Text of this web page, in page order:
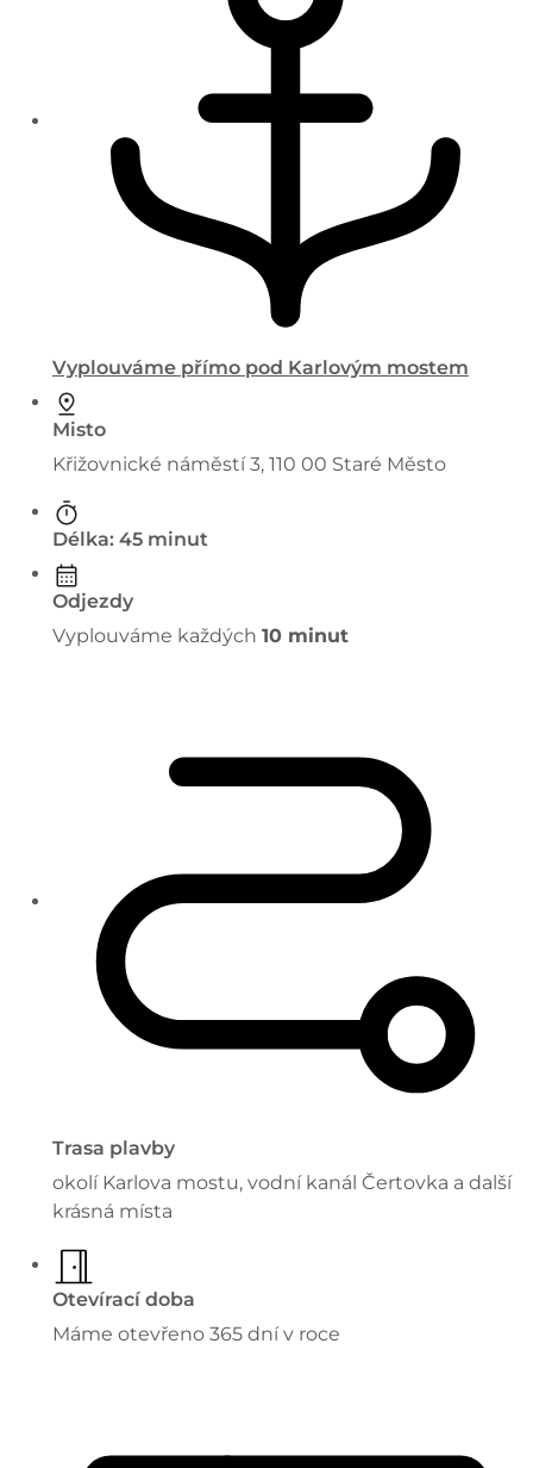
Vyplouváme přímo pod Karlovým mostem
Misto
Křižovnické náměstí 3, 110 00 Staré Město
Délka: 45 minut
Odjezdy
Vyplouváme každých 10 minut
Trasa plavby
okolí Karlova mostu, vodní kanál Čertovka a další
krásná místa
Otevírací doba
Máme otevřeno 365 dní v roce